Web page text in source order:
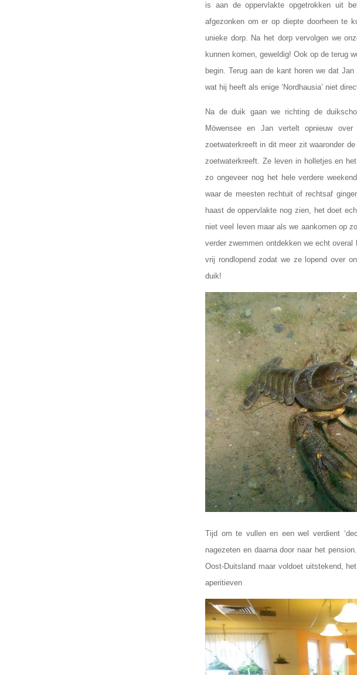
is aan de oppervlakte opgetrokken uit
afgezonken om er op diepte doorheen te
unieke dorp. Na het dorp vervolgen we
kunnen komen, geweldig! Ook op de terug
begin. Terug aan de kant horen we dat
wat hij heeft als enige ‘Nordhausia’ niet
Na de duik gaan we richting de
Möwensee en Jan vertelt opnieuw
zoetwaterkreeft in dit meer zit waaronder
zoetwaterkreeft. Ze leven in holletjes en
zo ongeveer nog het hele verdere
waar de meesten rechtuit of rechtsaf
haast de oppervlakte nog zien, het doet
niet veel leven maar als we aankomen op
verder zwemmen ontdekken we echt
vrij rondlopend zodat we ze lopend over
duik!
Tijd om te vullen en een wel verdient
nagezeten en daarna door naar het
Oost-Duitsland maar voldoet uitstekend,
aperitieven